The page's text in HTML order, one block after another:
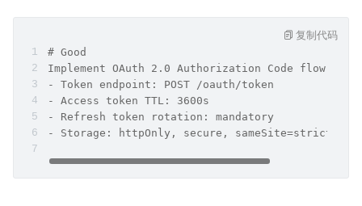
# Good
Implement OAuth 2.0 Authorization Code flow with
- Token endpoint: POST /oauth/token
- Access token TTL: 3600s
- Refresh token rotation: mandatory
- Storage: httpOnly, secure, sameSite=strict
复制代码